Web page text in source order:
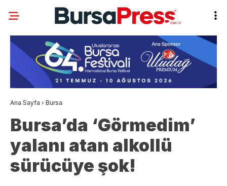
Ana Sayfa › Bursa
Bursa’da ‘Görmedim’
yalanı atan alkollü
sürücüye şok!